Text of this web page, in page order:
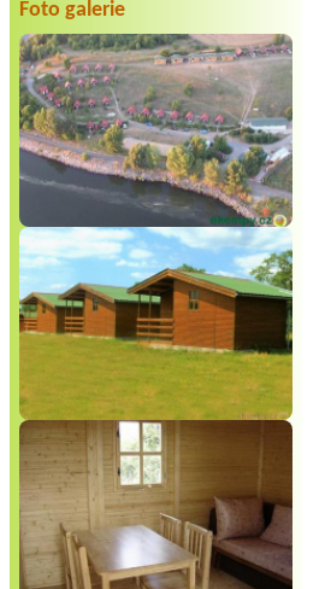
Termín od 2026-08-09 |
Čertoryje
Termín od 2026-08-16 |Tábořiště a
kemp U Lemura
4l chatka- 3lidi
Termín od 2026-08-01 |Chaty Zvůle
Chata nebo penzion 2x2 lůžkový
pokoj
Termín od 2026-07-31 |Autokemp
Merkur Pasohlávky
3 místa pro stany + 4 dospělí + 4 děti
Termín od 2026-07-20 |Tábořiště U
Včelky
1 Zelt groß, 2 Erwachsene, 2 Kinder, 1
Foto galerie